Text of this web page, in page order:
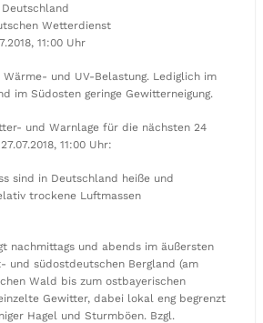
Wetterdienst
11:00 Uhr
und UV-Belastung. Lediglich im
im Südosten geringe Gewitterneigung.
und Warnlage für die nächsten 24
11:00 Uhr:
sind in Deutschland heiße und
trockene Luftmassen
nachmittags und abends im äußersten
und südostdeutschen Bergland (am
Wald bis zum ostbayerischen
Gewitter, dabei lokal eng begrenzt
Hagel und Sturmböen. Bzgl.